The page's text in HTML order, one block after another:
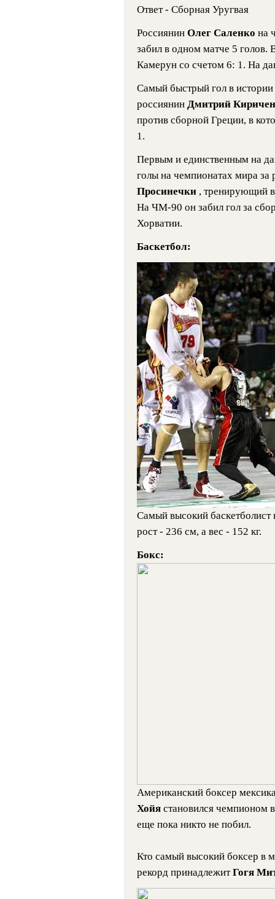
Ответ - Сборная Уругвая
Россиянин Олег Саленко на
забил в одном матче 5 голов.
Камерун со счетом 6: 1. На
Самый быстрый гол в
россиянин Дмитрий
против сборной Греции, в
1.
Первым и единственным на
голы на чемпионатах мира за
Просинечки , тренирующий
На ЧМ-90 он забил гол за
Хорватии.
Баскетбол:
Самый высокий
рост - 236 см, а вес - 152 кг.
Бокс:
Американский боксер
Хойя становился чемпионом
еще пока никто не побил.
Кто самый высокий боксер в
рекорд принадлежитГогя